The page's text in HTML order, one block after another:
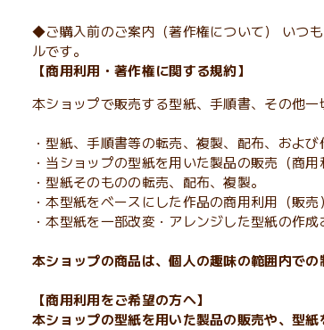
◆ご購入前のご案内（著作権について） いつ
ルです。
【商用利用・著作権に関する規約】
本ショップで販売する型紙、手順書、その他
・型紙、手順書等の転売、複製、配布、および
・当ショップの型紙を用いた製品の販売（商
・型紙そのものの転売、配布、複製。
・本型紙をベースにした作品の商用利用（販売
・本型紙を一部改変・アレンジした型紙の作成
本ショップの商品は、個人の趣味の範囲内での
【商用利用をご希望の方へ】
本ショップの型紙を用いた製品の販売や、型